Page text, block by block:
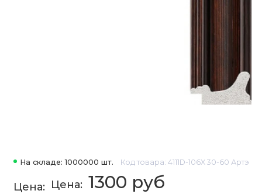
На складе: 1000000 шт. Код товара: 4111D-106X 30-60 Артэ
1300 руб